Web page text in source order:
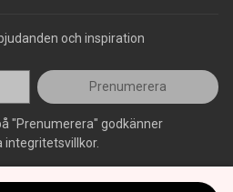
och inspiration
Prenumerera
"Prenumerera" godkänner
integritetsvillkor.